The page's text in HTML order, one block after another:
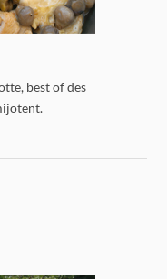
best of des